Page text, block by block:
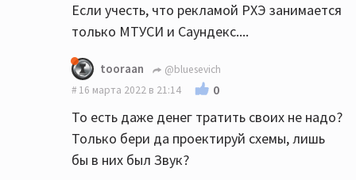
Если учесть, что рекламой РХЭ занимается
только МТУСИ и Саундекс....
tooraan
@bluesevich
16 марта 2022 в 21:14
0
То есть даже денег тратить своих не надо?
Только бери да проектируй схемы, лишь
бы в них был Звук?